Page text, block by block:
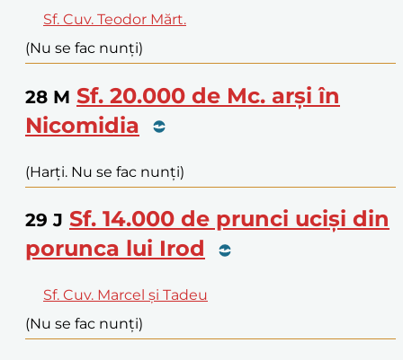
Sf. Cuv. Teodor Mărt.
(Nu se fac nunți)
28 M Sf. 20.000 de Mc. arși în
Nicomidia
(Harți. Nu se fac nunți)
29 J Sf. 14.000 de prunci uciși din
porunca lui Irod
Sf. Cuv. Marcel și Tadeu
(Nu se fac nunți)